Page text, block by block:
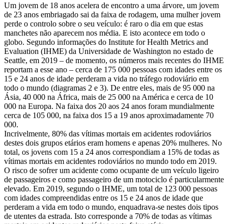
Um jovem de 18 anos acelera de encontro a uma árvore, um jovem
de 23 anos embriagado sai da faixa de rodagem, uma mulher jovem
perde o controlo sobre o seu veículo: é raro o dia em que estas
manchetes não aparecem nos média. E isto acontece em todo o
globo. Segundo informações do Institute for Health Metrics and
Evaluation (IHME) da Universidade de Washington no estado de
Seattle, em 2019 – de momento, os números mais recentes do IHME
reportam a esse ano – cerca de 175 000 pessoas com idades entre os
15 e 24 anos de idade perderam a vida no tráfego rodoviário em
todo o mundo (diagramas 2 e 3). De entre eles, mais de 95 000 na
Ásia, 40 000 na África, mais de 25 000 na América e cerca de 10
000 na Europa. Na faixa dos 20 aos 24 anos foram mundialmente
cerca de 105 000, na faixa dos 15 a 19 anos aproximadamente 70
000.
Incrivelmente, 80% das vítimas mortais em acidentes rodoviários
destes dois grupos etários eram homens e apenas 20% mulheres. No
total, os jovens com 15 a 24 anos correspondiam a 15% de todas as
vítimas mortais em acidentes rodoviários no mundo todo em 2019.
O risco de sofrer um acidente como ocupante de um veículo ligeiro
de passageiros e como passageiro de um motociclo é particularmente
elevado. Em 2019, segundo o IHME, um total de 123 000 pessoas
com idades compreendidas entre os 15 e 24 anos de idade que
perderam a vida em todo o mundo, enquadrava-se nestes dois tipos
de utentes da estrada. Isto corresponde a 70% de todas as vítimas